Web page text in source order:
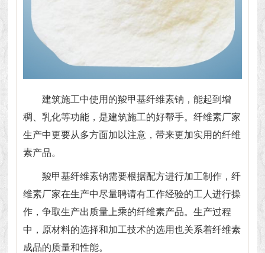
建筑施工中使用的羧甲基纤维素钠 ，能起到增
稠、乳化等功能，是建筑施工的好帮手。纤维素厂家
生产中更要从多方面加以注意，带来更加实用的纤维
素产品。
羧甲基纤维素钠需要根据配方进行加工制作，纤
维素厂家在生产中尽量聘请有工作经验的工人进行操
作，争取生产出质量上乘的纤维素产品。生产过程
中，原材料的选择和加工技术的选用也关系着纤维素
成品的质量和性能。